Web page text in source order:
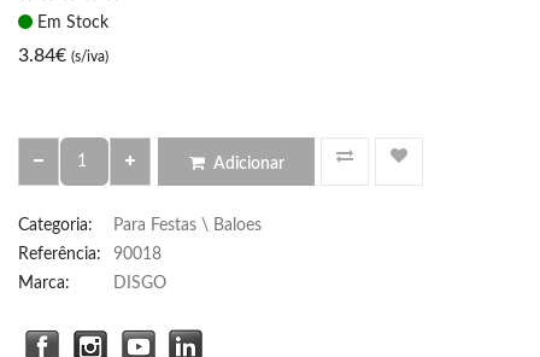
Em Stock
3.84€ (s/iva)
Adicionar
Categoria:
Para Festas \ Baloes
Referência:
90018
Marca:
DISGO